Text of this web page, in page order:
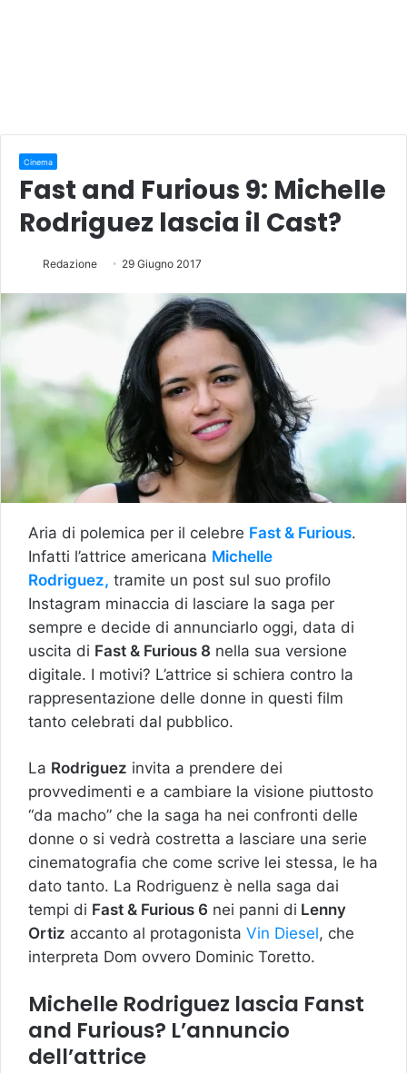
Cinema
Fast and Furious 9: Michelle
Rodriguez lascia il Cast?
Redazione 29 Giugno 2017
Aria di polemica per il celebre Fast & Furious.
Infatti l’attrice americana Michelle
Rodriguez, tramite un post sul suo profilo
Instagram minaccia di lasciare la saga per
sempre e decide di annunciarlo oggi, data di
uscita di Fast & Furious 8 nella sua versione
digitale. I motivi? L’attrice si schiera contro la
rappresentazione delle donne in questi film
tanto celebrati dal pubblico.
La Rodriguez invita a prendere dei
provvedimenti e a cambiare la visione piuttosto
“da macho” che la saga ha nei confronti delle
donne o si vedrà costretta a lasciare una serie
cinematografia che come scrive lei stessa, le ha
dato tanto. La Rodriguenz è nella saga dai
tempi di Fast & Furious 6 nei panni di Lenny
Ortiz accanto al protagonista Vin Diesel, che
interpreta Dom ovvero Dominic Toretto.
Michelle Rodriguez lascia Fanst
and Furious? L’annuncio
dell’attrice